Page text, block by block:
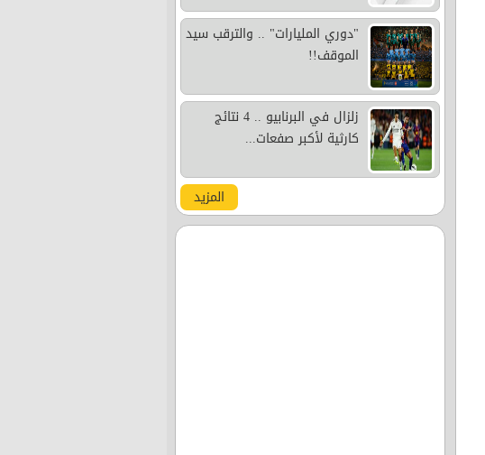
"دوري المليارات" .. والترقب سيد
الموقف!!
زلزال في البرنابيو .. 4 نتائج
كارثية لأكبر صفعات...
المزيد